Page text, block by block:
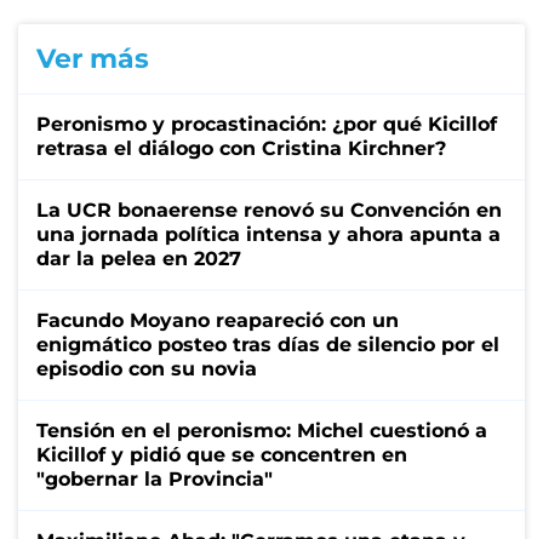
Ver más
Peronismo y procastinación: ¿por qué Kicillof
retrasa el diálogo con Cristina Kirchner?
La UCR bonaerense renovó su Convención en
una jornada política intensa y ahora apunta a
dar la pelea en 2027
Facundo Moyano reapareció con un
enigmático posteo tras días de silencio por el
episodio con su novia
Tensión en el peronismo: Michel cuestionó a
Kicillof y pidió que se concentren en
"gobernar la Provincia"